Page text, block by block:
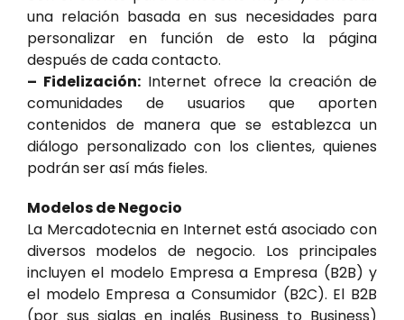
una relación basada en sus necesidades para
personalizar en función de esto la página
después de cada contacto.
– Fidelización: Internet ofrece la creación de
comunidades de usuarios que aporten
contenidos de manera que se establezca un
diálogo personalizado con los clientes, quienes
podrán ser así más fieles.
Modelos de Negocio
La Mercadotecnia en Internet está asociado con
diversos modelos de negocio. Los principales
incluyen el modelo Empresa a Empresa (B2B) y
el modelo Empresa a Consumidor (B2C). El B2B